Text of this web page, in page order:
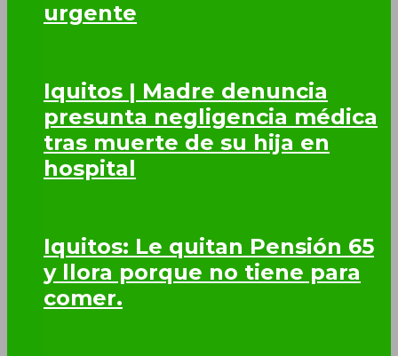
urgente
Iquitos | Madre denuncia
presunta negligencia médica
tras muerte de su hija en
hospital
Iquitos: Le quitan Pensión 65
y llora porque no tiene para
comer.